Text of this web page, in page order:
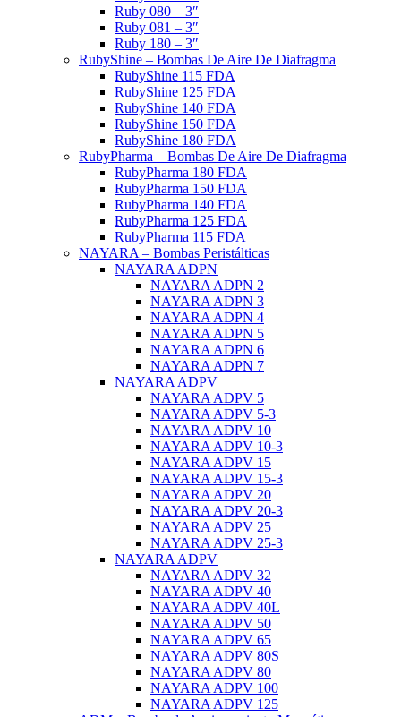
Ruby 080 – 3″
Ruby 081 – 3″
Ruby 180 – 3″
RubyShine – Bombas De Aire De Diafragma
RubyShine 115 FDA
RubyShine 125 FDA
RubyShine 140 FDA
RubyShine 150 FDA
RubyShine 180 FDA
RubyPharma – Bombas De Aire De Diafragma
RubyPharma 180 FDA
RubyPharma 150 FDA
RubyPharma 140 FDA
RubyPharma 125 FDA
RubyPharma 115 FDA
NAYARA – Bombas Peristálticas
NAYARA ADPN
NAYARA ADPN 2
NAYARA ADPN 3
NAYARA ADPN 4
NAYARA ADPN 5
NAYARA ADPN 6
NAYARA ADPN 7
NAYARA ADPV
NAYARA ADPV 5
NAYARA ADPV 5-3
NAYARA ADPV 10
NAYARA ADPV 10-3
NAYARA ADPV 15
NAYARA ADPV 15-3
NAYARA ADPV 20
NAYARA ADPV 20-3
NAYARA ADPV 25
NAYARA ADPV 25-3
NAYARA ADPV
NAYARA ADPV 32
NAYARA ADPV 40
NAYARA ADPV 40L
NAYARA ADPV 50
NAYARA ADPV 65
NAYARA ADPV 80S
NAYARA ADPV 80
NAYARA ADPV 100
NAYARA ADPV 125